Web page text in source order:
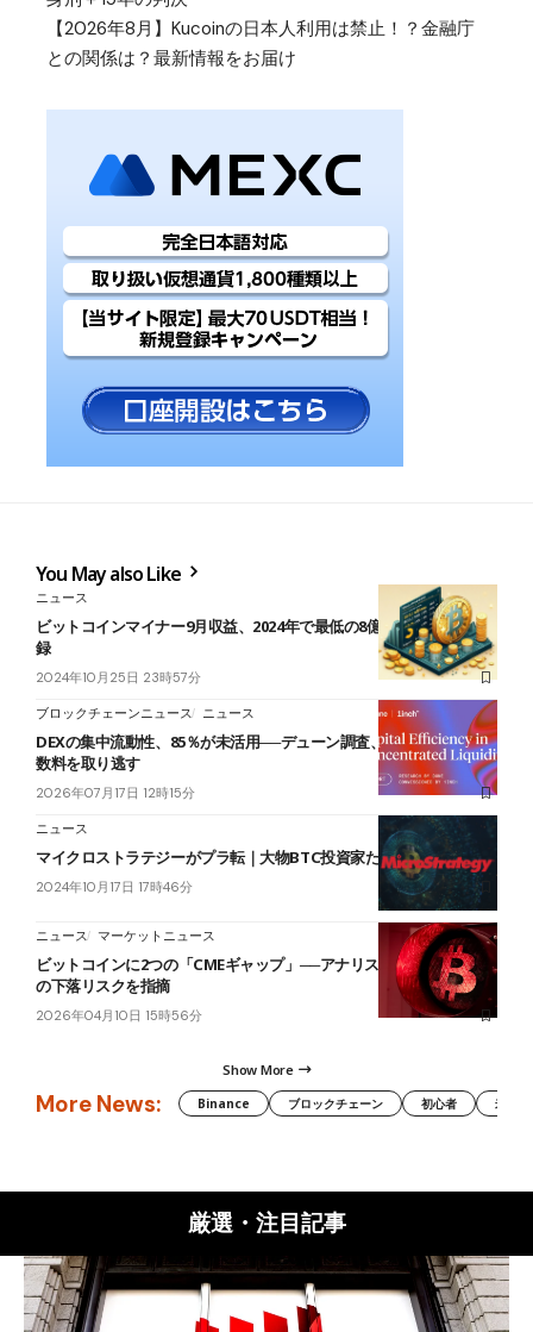
【2026年8月】Kucoinの日本人利用は禁止！？金融庁
との関係は？最新情報をお届け
You May also Like
ニュース
ビットコインマイナー9月収益、2024年で最低の8億1,570万ドルを記
録
2024年10月25日 23時57分
ブロックチェーンニュース ニュース
DEXの集中流動性、85％が未活用──デューン調査、年244億円の手
数料を取り逃す
2026年07月17日 12時15分
ニュース
マイクロストラテジーがプラ転｜大物BTC投資家たちの戦績を検証
2024年10月17日 17時46分
ニュース マーケットニュース
ビットコインに2つの「CMEギャップ」──アナリスト、5万ドル台へ
の下落リスクを指摘
2026年04月10日 15時56分
Show More
More News: Binance ブロックチェーン 初心者 米国
厳選・注目記事